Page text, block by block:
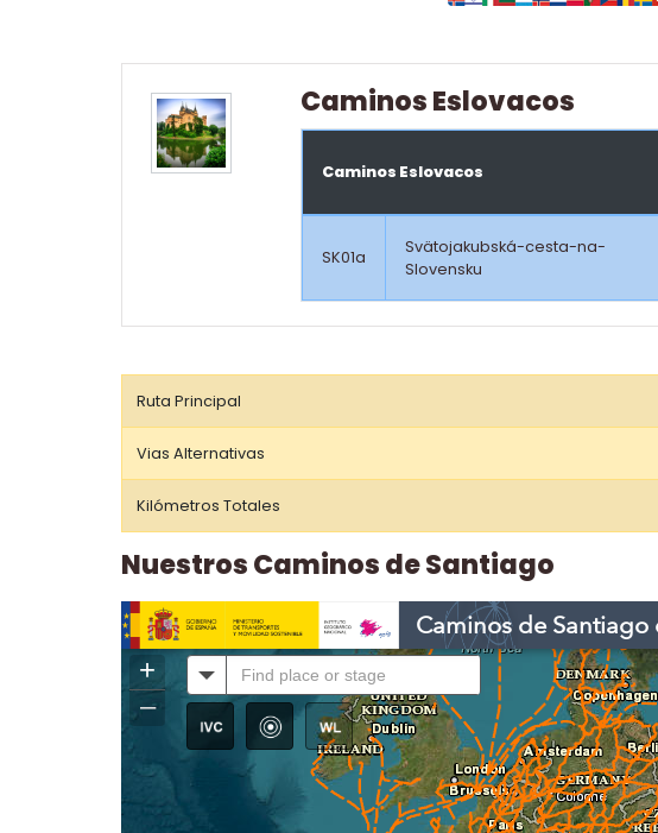
Caminos Eslovacos
Caminos Eslovacos
SK01a
Svätojakubská-cesta-na-
Slovensku
Ruta Principal
Vias Alternativas
Kilómetros Totales
Nuestros Caminos de Santiago